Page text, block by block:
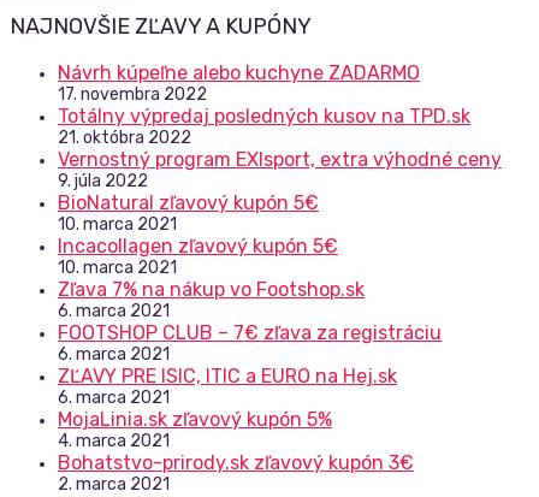
NAJNOVŠIE ZĽAVY A KUPÓNY
Návrh kúpeľne alebo kuchyne ZADARMO
17. novembra 2022
Totálny výpredaj posledných kusov na TPD.sk
21. októbra 2022
Vernostný program EXIsport, extra výhodné ceny
9. júla 2022
BioNatural zľavový kupón 5€
10. marca 2021
Incacollagen zľavový kupón 5€
10. marca 2021
Zľava 7% na nákup vo Footshop.sk
6. marca 2021
FOOTSHOP CLUB – 7€ zľava za registráciu
6. marca 2021
ZĽAVY PRE ISIC, ITIC a EURO na Hej.sk
6. marca 2021
MojaLinia.sk zľavový kupón 5%
4. marca 2021
Bohatstvo-prirody.sk zľavový kupón 3€
2. marca 2021